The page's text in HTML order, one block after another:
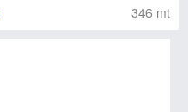
346 mt